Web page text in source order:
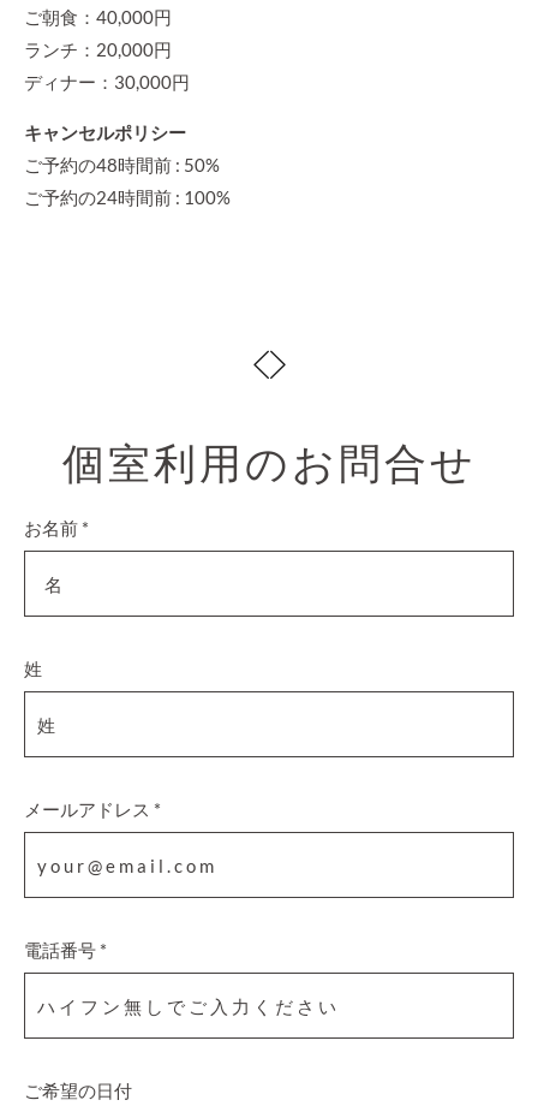
ご朝食：40,000円
ランチ：20,000円
ディナー：30,000円
キャンセルポリシー
ご予約の48時間前 : 50%
ご予約の24時間前 : 100%
個室利用のお問合せ
お名前 *
姓
メールアドレス *
電話番号 *
ご希望の日付